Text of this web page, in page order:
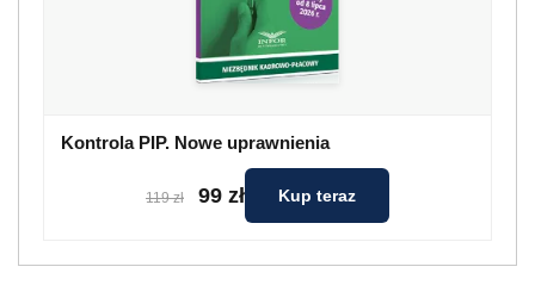
Kontrola PIP. Nowe uprawnienia
119 zł 99 zł Kup teraz